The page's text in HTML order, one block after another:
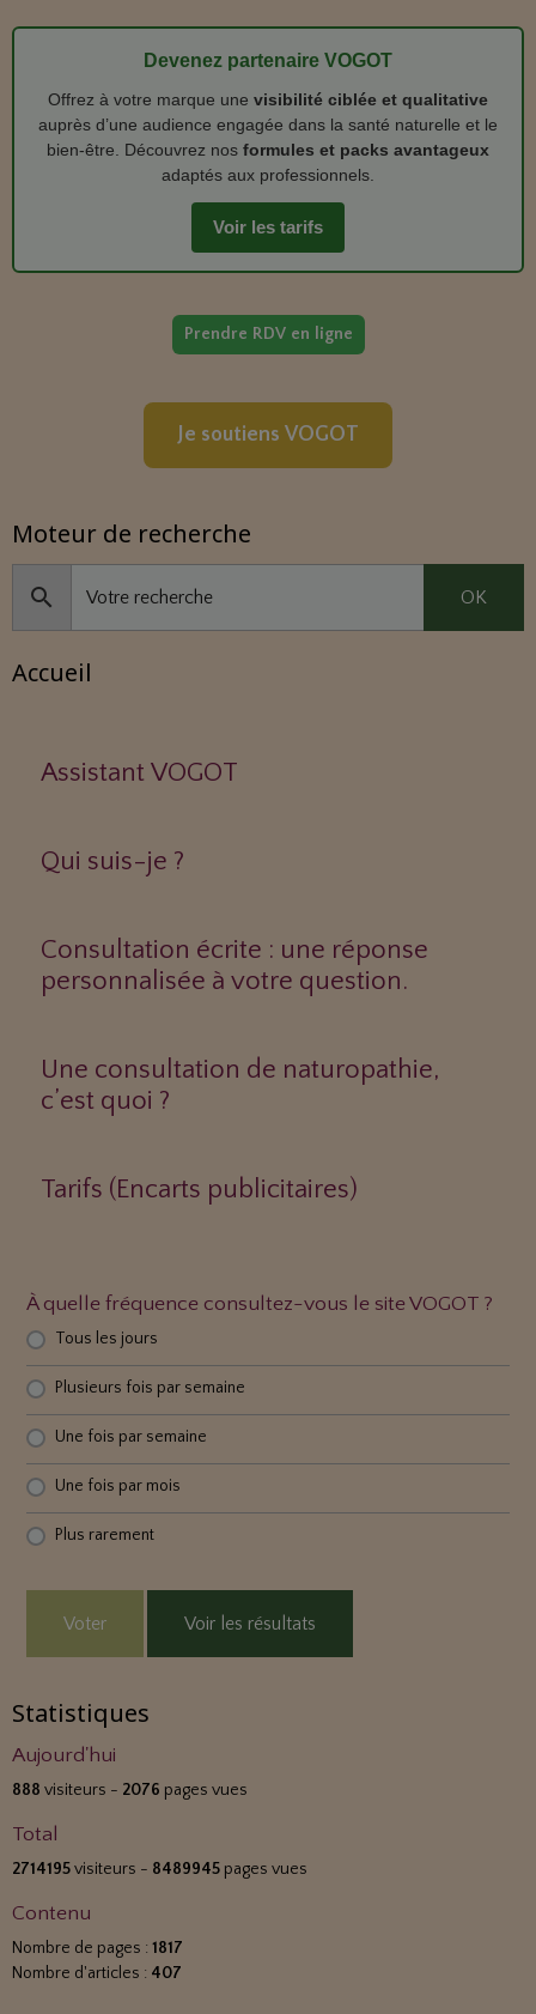
Devenez partenaire VOGOT
Offrez à votre marque une visibilité ciblée et qualitative
auprès d’une audience engagée dans la santé naturelle et le
bien‑être. Découvrez nos formules et packs avantageux
adaptés aux professionnels.
Voir les tarifs
Prendre RDV en ligne
Je soutiens VOGOT
Moteur de recherche
OK
Accueil
Assistant VOGOT
Qui suis-je ?
Consultation écrite : une réponse
personnalisée à votre question.
Une consultation de naturopathie,
c’est quoi ?
Tarifs (Encarts publicitaires)
À quelle fréquence consultez-vous le site VOGOT ?
Tous les jours
Plusieurs fois par semaine
Une fois par semaine
Une fois par mois
Plus rarement
Voter Voir les résultats
Statistiques
Aujourd'hui
888 visiteurs - 2076 pages vues
Total
2714195visiteurs - 8489945 pages vues
Contenu
Nombre de pages : 1817
Nombre d'articles : 407